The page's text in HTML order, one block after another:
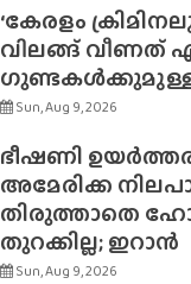
‘കേരളം
വിലങ്ങ് വീണത്
ഗുണ്ടകൾക്കുമുള്ള
Sun, Aug 9, 2026
ഭീഷണി
അമേരിക്ക
തിരുത്താതെ
തുറക്കില്ല; ഇറാൻ
Sun, Aug 9, 2026